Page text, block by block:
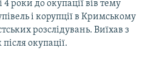
роки до окупації вів тему
і корупції в Кримському
розслідувань. Виїхав з
окупації.